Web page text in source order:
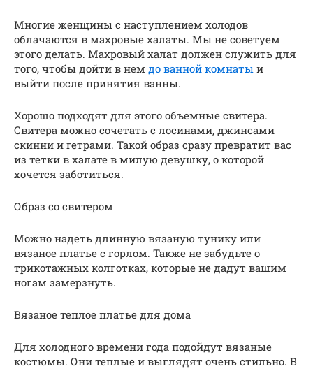
Многие женщины с наступлением холодов
облачаются в махровые халаты. Мы не советуем
этого делать. Махровый халат должен служить для
того, чтобы дойти в нем до ванной комнаты и
выйти после принятия ванны.
Хорошо подходят для этого объемные свитера.
Свитера можно сочетать с лосинами, джинсами
скинни и гетрами. Такой образ сразу превратит вас
из тетки в халате в милую девушку, о которой
хочется заботиться.
Образ со свитером
Можно надеть длинную вязаную тунику или
вязаное платье с горлом. Также не забудьте о
трикотажных колготках, которые не дадут вашим
ногам замерзнуть.
Вязаное теплое платье для дома
Для холодного времени года подойдут вязаные
костюмы. Они теплые и выглядят очень стильно. В